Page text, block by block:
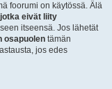
foorumi on käytössä. Älä
jotka eivät liity
itseensä. Jos lähetät
osapuolen tämän
jos edes